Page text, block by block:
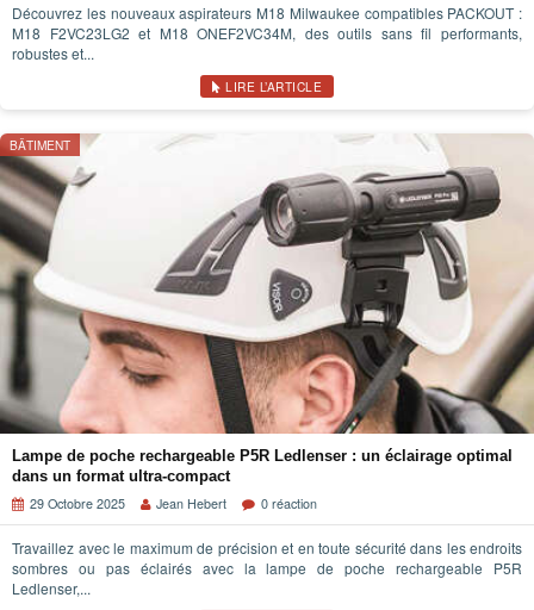
Découvrez les nouveaux aspirateurs M18 Milwaukee compatibles PACKOUT :
M18 F2VC23LG2 et M18 ONEF2VC34M, des outils sans fil performants,
robustes et...
LIRE L’ARTICLE
BÂTIMENT
Lampe de poche rechargeable P5R Ledlenser : un éclairage optimal
dans un format ultra-compact
29 Octobre 2025
Jean Hebert 0 réaction
Travaillez avec le maximum de précision et en toute sécurité dans les endroits
sombres ou pas éclairés avec la lampe de poche rechargeable P5R
Ledlenser,...